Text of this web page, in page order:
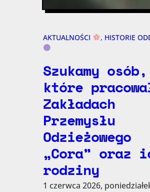
AKTUALNOŚCI , HISTORIE
Szukamy osób,
które
Zakładach
Przemysłu
Odzieżowego
„Cora” oraz
rodziny
1 czerwca 2026,